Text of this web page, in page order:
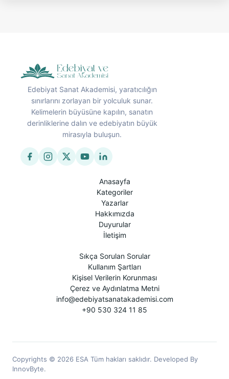
Edebiyat Sanat Akademisi, yaratıcılığın
sınırlarını zorlayan bir yolculuk sunar.
Kelimelerin büyüsüne kapılın, sanatın
derinliklerine dalın ve edebiyatın büyük
mirasıyla buluşun.
Anasayfa
Kategoriler
Yazarlar
Hakkımızda
Duyurular
İletişim
Sıkça Sorulan Sorular
Kullanım Şartları
Kişisel Verilerin Korunması
Çerez ve Aydınlatma Metni
info@edebiyatsanatakademisi.com
+90 530 324 11 85
Copyrights © 2026 ESA Tüm hakları saklıdır. Developed By
InnovByte.